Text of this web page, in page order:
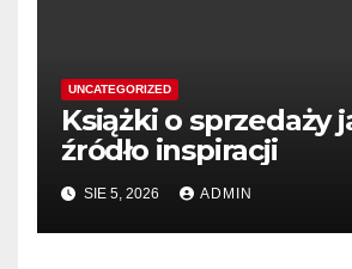
UNCATEGORIZED
Książki o sprzedaży
źródło inspiracji
SIE 5, 2026 ADMIN